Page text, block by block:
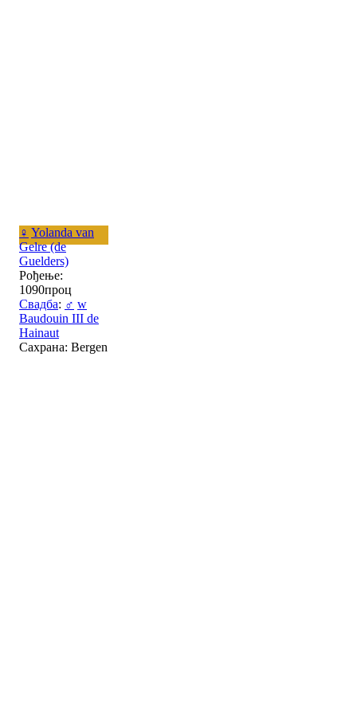
♀ Yolanda van
Gelre (de
Guelders)
Рођење:
1090проц
Свадба: ♂ w
Baudouin III de
Hainaut
Сахрана: Bergen